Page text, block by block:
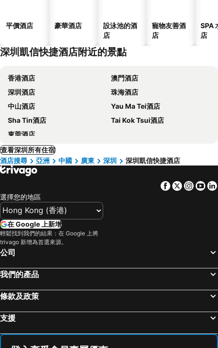
平價酒店 豪華酒店
設泳池的酒
店
寵物友善酒
店
SPA
店
深圳凱信快捷酒店附近的景點
香港酒店
澳門酒店
深圳酒店
珠海酒店
中山酒店
Yau Ma Tei酒店
Sha Tin酒店
Tai Kok Tsui酒店
東莞酒店
查看深圳所有住宿
酒店搜尋
亞洲 中國 廣東 深圳 深圳凱信快捷酒店
Facebook
Twitter
選擇您的地區
在 Google 上新增
輕鬆找到我們的結果：在 Google 上將
trivago 新增為首選來源。
公司
我們的產品
條款及政策
支援